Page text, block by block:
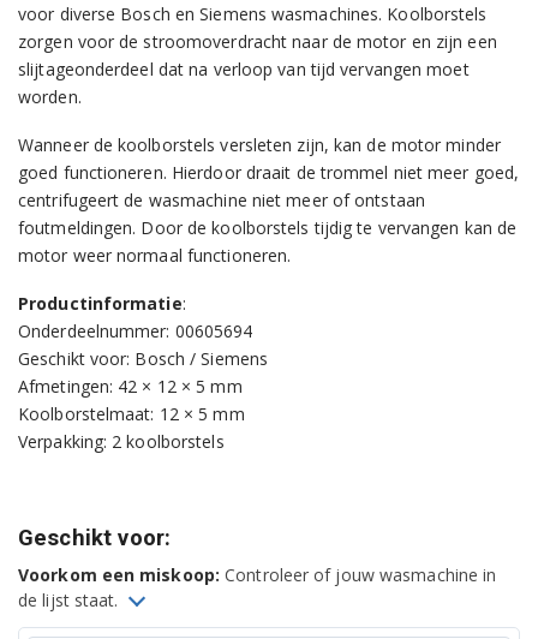
voor diverse Bosch en Siemens wasmachines. Koolborstels
zorgen voor de stroomoverdracht naar de motor en zijn een
slijtageonderdeel dat na verloop van tijd vervangen moet
worden.
Wanneer de koolborstels versleten zijn, kan de motor minder
goed functioneren. Hierdoor draait de trommel niet meer goed,
centrifugeert de wasmachine niet meer of ontstaan
foutmeldingen. Door de koolborstels tijdig te vervangen kan de
motor weer normaal functioneren.
Productinformatie:
Onderdeelnummer: 00605694
Geschikt voor: Bosch / Siemens
Afmetingen: 42 × 12 × 5 mm
Koolborstelmaat: 12 × 5 mm
Verpakking: 2 koolborstels
Geschikt voor:
Voorkom een miskoop: Controleer of jouw wasmachine in
de lijst staat.